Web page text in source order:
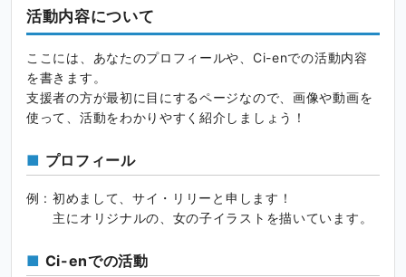
活動内容について
ここには、あなたのプロフィールや、Ci-enでの活動内容
を書きます。
支援者の方が最初に目にするページなので、画像や動画を
使って、活動をわかりやすく紹介しましょう！
プロフィール
例 : 初めまして、サイ・リリーと申します！
主にオリジナルの、女の子イラストを描いています。
Ci-enでの活動